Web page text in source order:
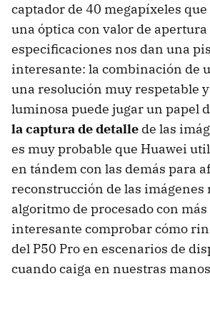
captador de 40 megapíxeles
una óptica con valor de apertura
especificaciones nos dan una
interesante: la combinación de
una resolución muy respetable
luminosa puede jugar un papel
la captura de detalle de las
es muy probable que Huawei
en tándem con las demás para
reconstrucción de las imágenes
algoritmo de procesado con
interesante comprobar cómo
del P50 Pro en escenarios de
cuando caiga en nuestras